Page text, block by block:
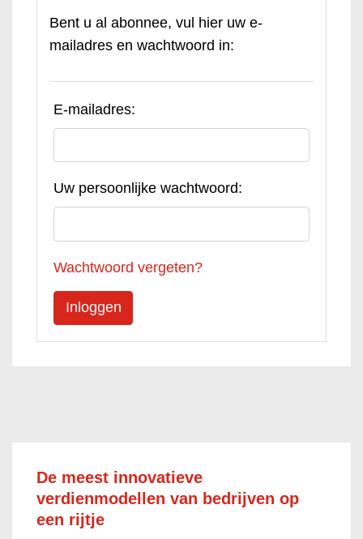
Bent u al abonnee, vul hier uw e-
mailadres en wachtwoord in:
E-mailadres:
Uw persoonlijke wachtwoord:
Wachtwoord vergeten?
De meest innovatieve
verdienmodellen van bedrijven op
een rijtje